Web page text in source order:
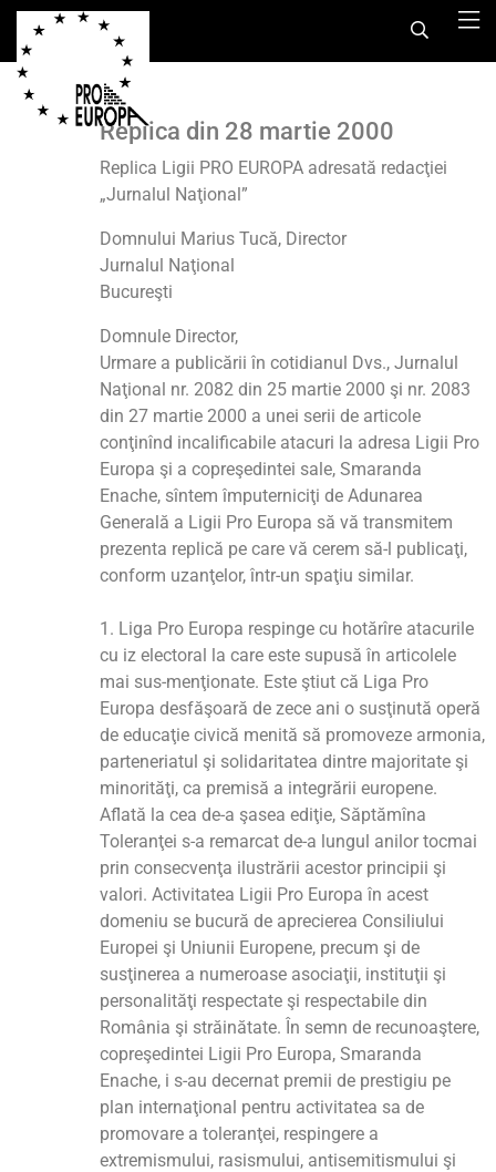
Replica din 28 martie 2000
Replica Ligii PRO EUROPA adresată redacţiei
„Jurnalul Naţional”
Domnului Marius Tucă, Director
Jurnalul Naţional
Bucureşti
Domnule Director,
Urmare a publicării în cotidianul Dvs., Jurnalul
Naţional nr. 2082 din 25 martie 2000 şi nr. 2083
din 27 martie 2000 a unei serii de articole
conţinînd incalificabile atacuri la adresa Ligii Pro
Europa şi a copreşedintei sale, Smaranda
Enache, sîntem împuterniciţi de Adunarea
Generală a Ligii Pro Europa să vă transmitem
prezenta replică pe care vă cerem să-l publicaţi,
conform uzanţelor, într-un spaţiu similar.
1. Liga Pro Europa respinge cu hotărîre atacurile
cu iz electoral la care este supusă în articolele
mai sus-menţionate. Este ştiut că Liga Pro
Europa desfăşoară de zece ani o susţinută operă
de educaţie civică menită să promoveze armonia,
parteneriatul şi solidaritatea dintre majoritate şi
minorităţi, ca premisă a integrării europene.
Aflată la cea de-a şasea ediţie, Săptămîna
Toleranţei s-a remarcat de-a lungul anilor tocmai
prin consecvenţa ilustrării acestor principii şi
valori. Activitatea Ligii Pro Europa în acest
domeniu se bucură de aprecierea Consiliului
Europei şi Uniunii Europene, precum şi de
susţinerea a numeroase asociaţii, instituţii şi
personalităţi respectate şi respectabile din
România şi străinătate. În semn de recunoaştere,
copreşedintei Ligii Pro Europa, Smaranda
Enache, i s-au decernat premii de prestigiu pe
plan internaţional pentru activitatea sa de
promovare a toleranţei, respingere a
extremismului, rasismului, antisemitismului şi